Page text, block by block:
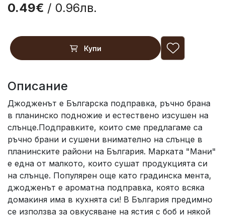
0.49€ / 0.96лв.
Купи
Описание
Джодженът е Българска подправка, ръчно брана
в планинско подножие и естествено изсушен на
слънце.Подправките, които сме предлагаме са
ръчно брани и сушени внимателно на слънце в
планинските райони на България. Марката "Мани"
е една от малкото, които сушат продукцията си
на слънце. Популярен още като градинска мента,
джодженът е ароматна подправка, която всяка
домакиня има в кухнята си! В България предимно
се използва за овкусяване на ястия с боб и някой